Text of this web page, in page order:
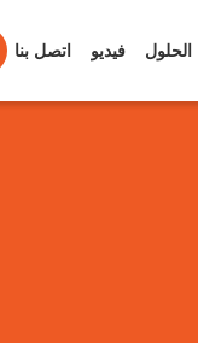
الحلول فيديو اتصل بنا